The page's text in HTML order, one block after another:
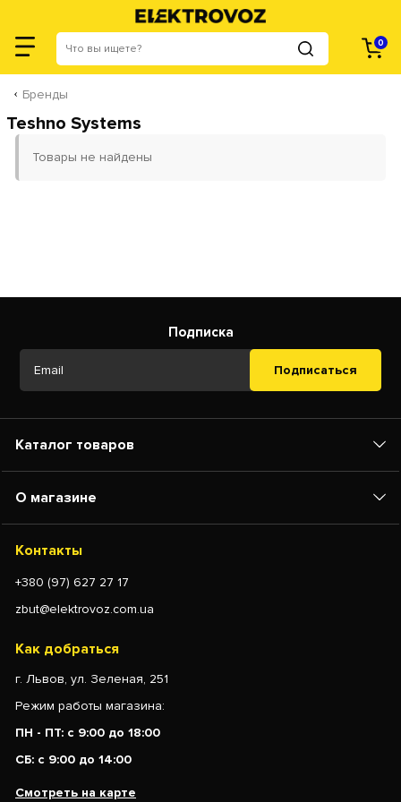
0
Бренды
Teshno Systems
Товары не найдены
Подписка
Подписаться
Каталог товаров
О магазине
Контакты
+380 (97) 627 27 17
zbut@elektrovoz.com.ua
Как добраться
г. Львов, ул. Зеленая, 251
Режим работы магазина:
ПН - ПТ: с 9:00 до 18:00
СБ: с 9:00 до 14:00
Смотреть на карте